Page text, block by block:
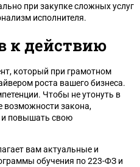
при закупке сложных услуг
исполнителя.
к действию
который при грамотном
роста вашего бизнеса.
Чтобы не утонуть в
возможности закона,
и повышать свою
вам актуальные и
обучения по 223-ФЗ и